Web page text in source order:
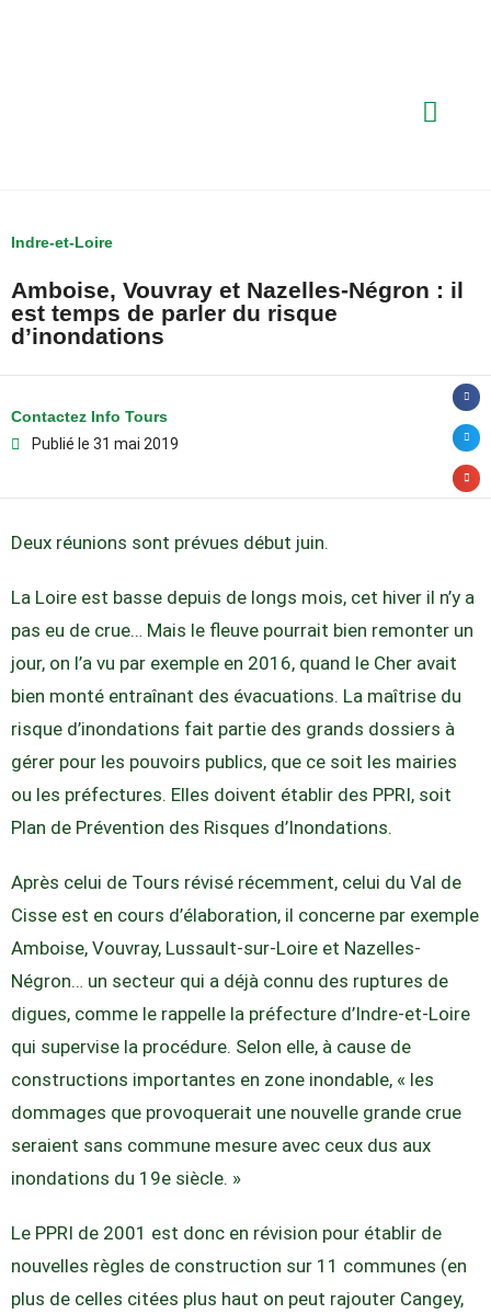
Indre-et-Loire
Amboise, Vouvray et Nazelles-Négron : il
est temps de parler du risque
d’inondations
Contactez Info Tours
Publié le 31 mai 2019
Deux réunions sont prévues début juin.
La Loire est basse depuis de longs mois, cet hiver il n’y a
pas eu de crue… Mais le fleuve pourrait bien remonter un
jour, on l’a vu par exemple en 2016, quand le Cher avait
bien monté entraînant des évacuations. La maîtrise du
risque d’inondations fait partie des grands dossiers à
gérer pour les pouvoirs publics, que ce soit les mairies
ou les préfectures. Elles doivent établir des PPRI, soit
Plan de Prévention des Risques d’Inondations.
Après celui de Tours révisé récemment, celui du Val de
Cisse est en cours d’élaboration, il concerne par exemple
Amboise, Vouvray, Lussault-sur-Loire et Nazelles-
Négron… un secteur qui a déjà connu des ruptures de
digues, comme le rappelle la préfecture d’Indre-et-Loire
qui supervise la procédure. Selon elle, à cause de
constructions importantes en zone inondable, « les
dommages que provoquerait une nouvelle grande crue
seraient sans commune mesure avec ceux dus aux
inondations du 19e siècle. »
Le PPRI de 2001 est donc en révision pour établir de
nouvelles règles de construction sur 11 communes (en
plus de celles citées plus haut on peut rajouter Cangey,